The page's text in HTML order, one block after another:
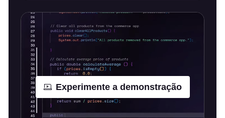
Experimente a demonstração